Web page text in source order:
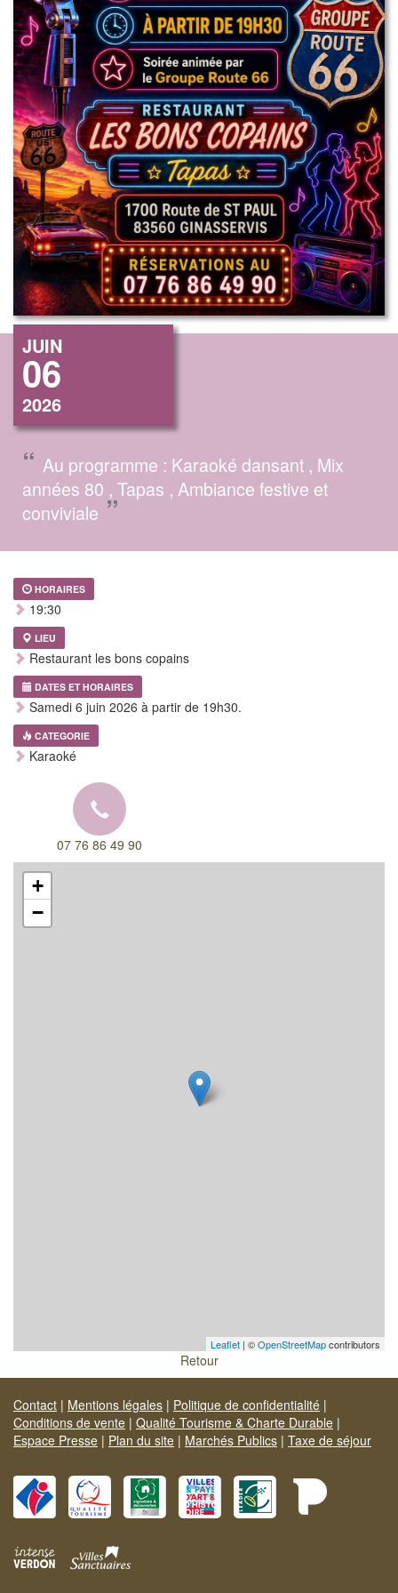
JUIN
06
2026
“ Au programme : Karaoké dansant , Mix
années 80 , Tapas , Ambiance festive et
conviviale”
HORAIRES
19:30
LIEU
Restaurant les bons copains
DATES ET HORAIRES
Samedi 6 juin 2026 à partir de 19h30.
CATEGORIE
Karaoké
07 76 86 49 90
+
−
Leaflet | ©OpenStreetMapcontributors
Retour
Contact | Mentions légales | Politique de confidentialité |
Conditions de vente | Qualité Tourisme & Charte Durable |
Espace Presse | Plan du site | Marchés Publics | Taxe de séjour